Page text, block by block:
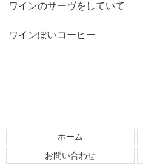
ワインのサーヴをしていて
ワインぽいコーヒー
ホーム
お問い合わせ